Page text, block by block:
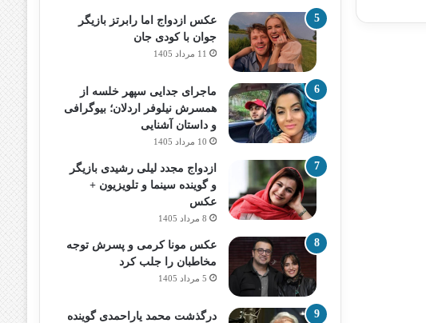
عکس ازدواج اما رابرتز بازیگر
جوان با کودی جان
11 مرداد 1405
ماجرای جدایی سپهر خلسه از
همسرش نیلوفر اردلان؛ بیوگرافی
و داستان آشنایی
10 مرداد 1405
ازدواج مجدد لیلی رشیدی بازیگر
و گوینده سینما و تلویزیون +
عکس
8 مرداد 1405
عکس مونا کرمی و پسرش توجه
مخاطبان را جلب کرد
5 مرداد 1405
درگذشت محمد یاراحمدی گوینده